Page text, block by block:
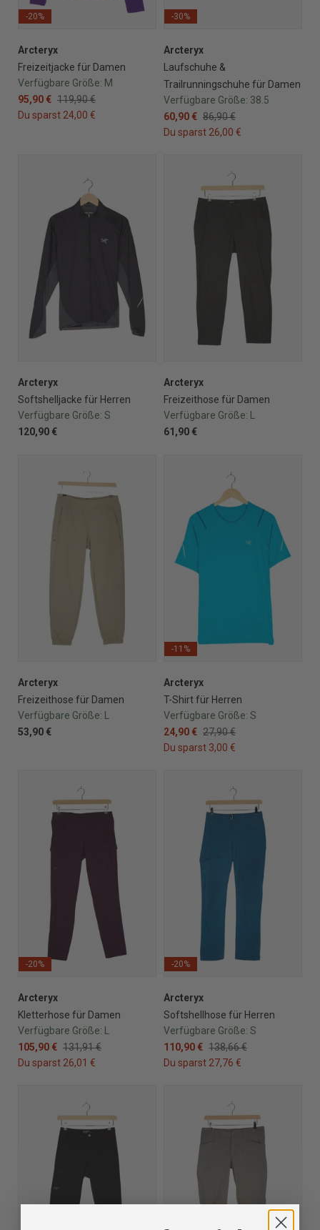
-20%
Arcteryx
Freizeitjacke für Damen
Verfügbare Größe: M
95,90 € 119,90 €
Du sparst 24,00 €
-30%
Arcteryx
Laufschuhe &
Trailrunningschuhe für Damen
Verfügbare Größe: 38.5
60,90 € 86,90 €
Du sparst 26,00 €
Arcteryx
Softshelljacke für Herren
Verfügbare Größe: S
120,90 €
Arcteryx
Freizeithose für Damen
Verfügbare Größe:
61,90 €
Arcteryx
Freizeithose für Damen
Verfügbare Größe:
53,90 €
-11%
Arcteryx
T-Shirt für Herren
Verfügbare Größe: S
24,90 € 27,90 €
Du sparst 3,00 €
-20%
Arcteryx
Kletterhose für Damen
Verfügbare Größe:
105,90 € 131,91 €
Du sparst 26,01 €
-20%
Arcteryx
Softshellhose für Herren
Verfügbare Größe: S
110,90 € 138,66 €
Du sparst 27,76 €